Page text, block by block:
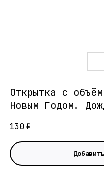
Открытка с
Новым Годом.
130₽